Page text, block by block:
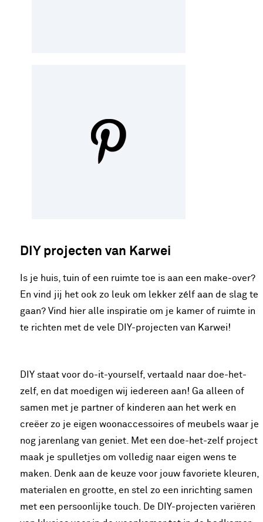
DIY projecten van Karwei
Is je huis, tuin of een ruimte toe is aan een make-over?
En vind jij het ook zo leuk om lekker zélf aan de slag te
gaan? Vind hier alle inspiratie om je kamer of ruimte in
te richten met de vele DIY-projecten van Karwei!
DIY staat voor do-it-yourself, vertaald naar doe-het-
zelf, en dat moedigen wij iedereen aan! Ga alleen of
samen met je partner of kinderen aan het werk en
creëer zo je eigen woonaccessoires of meubels waar je
nog jarenlang van geniet. Met een doe-het-zelf project
maak je spulletjes om volledig naar eigen wens te
maken. Denk aan de keuze voor jouw favoriete kleuren,
materialen en grootte, en stel zo een inrichting samen
met een persoonlijke touch. De DIY-projecten variëren